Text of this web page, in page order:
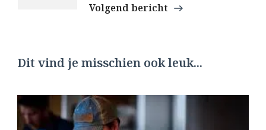
Volgend bericht
Dit vind je misschien ook leuk...